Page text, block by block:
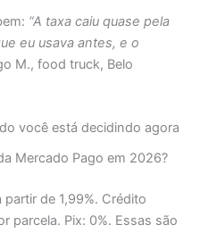
“A taxa caiu quase pela
eu usava antes, e o
M., food truck, Belo
você está decidindo agora
Mercado Pago em 2026?
de 1,99%. Crédito
parcela. Pix: 0%. Essas são